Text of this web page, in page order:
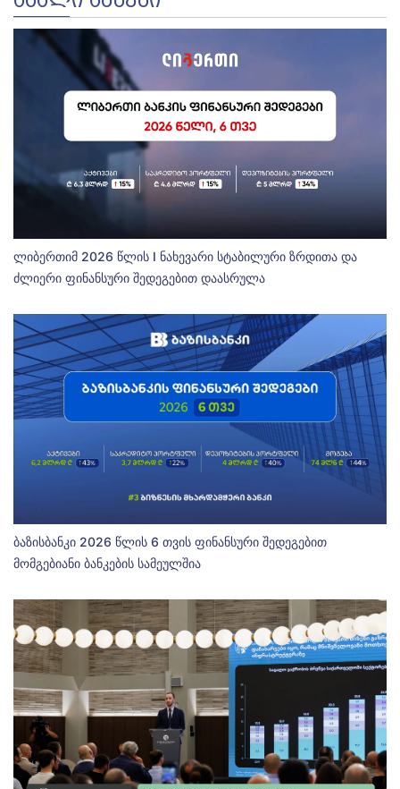
ლიბერთიმ 2026 წლის I ნახევარი სტაბილური ზრდითა და
ძლიერი ფინანსური შედეგებით დაასრულა
ბაზისბანკი 2026 წლის 6 თვის ფინანსური შედეგებით
მომგებიანი ბანკების სამეულშია